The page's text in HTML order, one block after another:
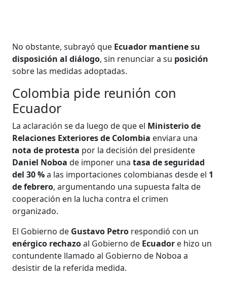
No obstante, subrayó que Ecuador mantiene su
disposición al diálogo, sin renunciar a su posición
sobre las medidas adoptadas.
Colombia pide reunión con
Ecuador
La aclaración se da luego de que el Ministerio de
Relaciones Exteriores de Colombia enviara una
nota de protesta por la decisión del presidente
Daniel Noboa de imponer unatasa de seguridad
del 30 %a las importaciones colombianas desde el 1
de febrero, argumentando una supuesta falta de
cooperación en la lucha contra el crimen
organizado.
El Gobierno de Gustavo Petro respondió con un
enérgico rechazoal Gobierno de Ecuador e hizo un
contundente llamado al Gobierno de Noboa a
desistir de la referida medida.